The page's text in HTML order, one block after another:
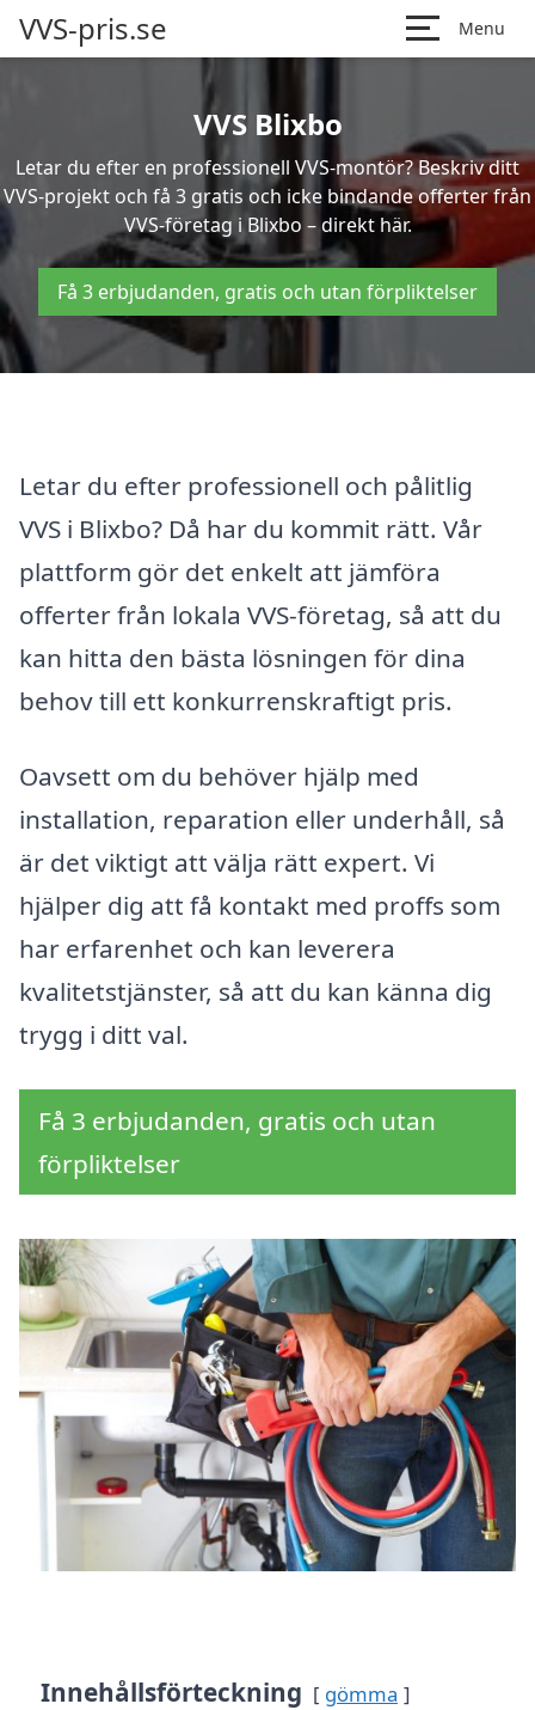
VVS-pris.se Menu
VVS Blixbo
Letar du efter en professionell VVS-montör? Beskriv ditt
VVS-projekt och få 3 gratis och icke bindande offerter från
VVS-företag i Blixbo – direkt här.
Få 3 erbjudanden, gratis och utan förpliktelser
Letar du efter professionell och pålitlig
VVS i Blixbo? Då har du kommit rätt. Vår
plattform gör det enkelt att jämföra
offerter från lokala VVS-företag, så att du
kan hitta den bästa lösningen för dina
behov till ett konkurrenskraftigt pris.
Oavsett om du behöver hjälp med
installation, reparation eller underhåll, så
är det viktigt att välja rätt expert. Vi
hjälper dig att få kontakt med proffs som
har erfarenhet och kan leverera
kvalitetstjänster, så att du kan känna dig
trygg i ditt val.
Få 3 erbjudanden, gratis och utan
förpliktelser
Innehållsförteckning gömma